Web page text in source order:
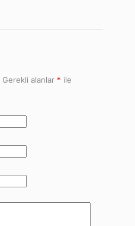
Gerekli alanlar * ile